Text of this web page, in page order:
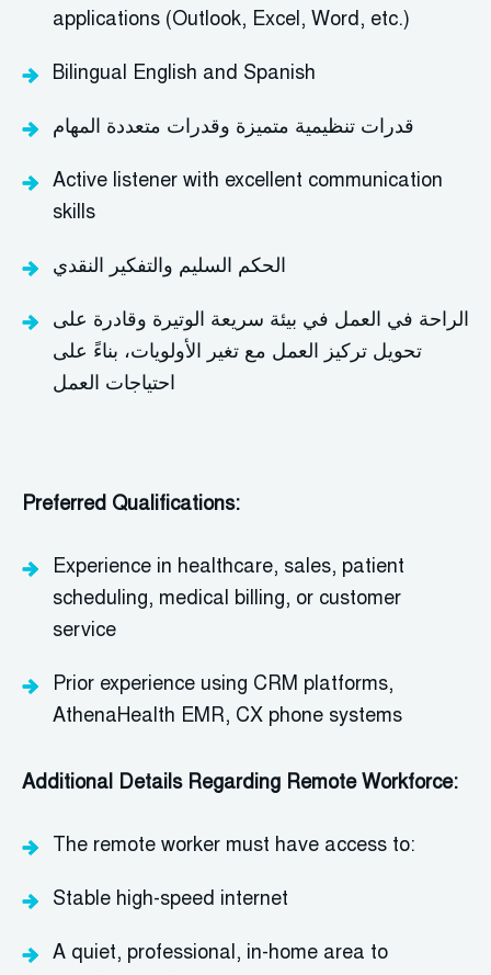
applications (Outlook, Excel, Word, etc.)
Bilingual English and Spanish
قدرات تنظيمية متميزة وقدرات متعددة المهام
Active listener with excellent communication
skills
الحكم السليم والتفكير النقدي
الراحة في العمل في بيئة سريعة الوتيرة وقادرة على
تحويل تركيز العمل مع تغير الأولويات، بناءً على
احتياجات العمل
Preferred Qualifications:
Experience in healthcare, sales, patient
scheduling, medical billing, or customer
service
Prior experience using CRM platforms,
AthenaHealth EMR, CX phone systems
Additional Details Regarding Remote Workforce:
The remote worker must have access to:
Stable high-speed internet
A quiet, professional, in-home area to